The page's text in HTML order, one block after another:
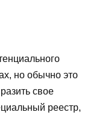
но обычно это
свое
реестр,